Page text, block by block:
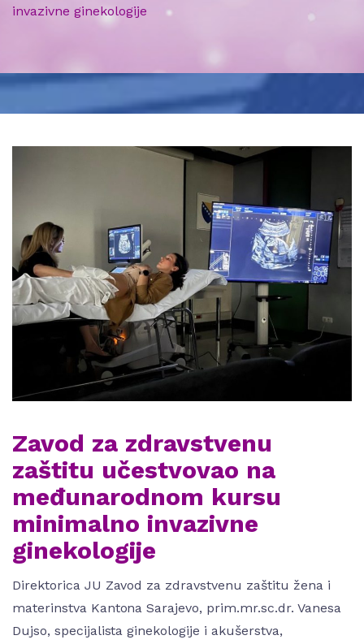
invazivne ginekologije
Zavod za zdravstvenu
zaštitu učestvovao na
međunarodnom kursu
minimalno invazivne
ginekologije
Direktorica JU Zavod za zdravstvenu zaštitu žena i
materinstva Kantona Sarajevo, prim.mr.sc.dr. Vanesa
Dujso, specijalista ginekologije i akušerstva,